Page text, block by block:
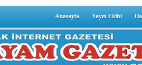
Anasayfa Yayın Ekibi